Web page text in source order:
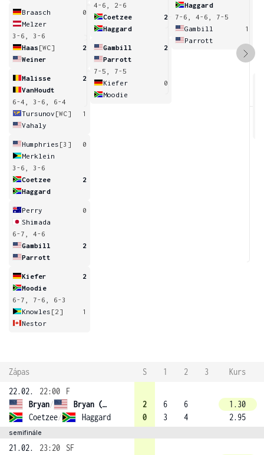
Braasch
0
Melzer
3-6, 3-6
Haas [WC]
2
Weiner
Malisse
2
VanHoudt
6-4, 3-6, 6-4
Tursunov [WC]
1
Vahaly
Humphries [3]
0
Merklein
3-6, 3-6
Coetzee
2
Haggard
Perry
0
Shimada
6-7, 4-6
Gambill
2
Parrott
Kiefer
2
Moodie
6-7, 7-6, 6-3
Knowles [2]
1
Nestor
4-6, 2-6
Coetzee
2
Haggard
Gambill
2
Parrott
7-5, 7-5
Kiefer
0
Moodie
Haggard
7-6, 4-6, 7-5
Gambill
1
Parrott
Zápas S 1 2 3
Kurs
22.02.
22:00
F
Bryan/
Bryan (1)
Coetzee/ Haggard
2
0
6
3
6
4
1.30
2.95
semifinále
21.02. 23:20
SF